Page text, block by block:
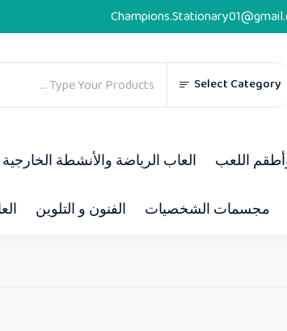
Select Category
اللعب العاب الرياضة والأنشطة الخارجية
مجسمات الشخصيات الفنون و التلوين